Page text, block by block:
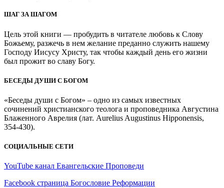
ШАГ ЗА ШАГОМ
Цель этой книги — пробудить в читателе любовь к Слову
Божьему, разжечь в нем желание преданно служить нашему
Господу Иисусу Христу, так чтобы каждый день его жизни
был прожит во славу Богу.
БЕСЕДЫ ДУШИ С БОГОМ
«Беседы души с Богом» – одно из самых известных
сочинений христианского теолога и проповедника Августина
Блаженного Аврелия (лат. Aurelius Augustinus Hipponensis,
354-430).
СОЦИАЛЬНЫЕ СЕТИ
YouTube канал Евангельские Проповеди
Facebook страница Богословие Реформации